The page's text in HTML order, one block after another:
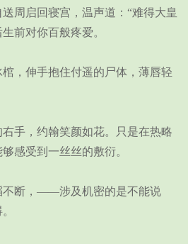
启回寝宫，温声道：“难得大皇
前对你百般疼爱。
伸手抱住付遥的尸体，薄唇轻
，约翰笑颜如花。只是在热略
感受到一丝丝的敷衍。
断，——涉及机密的是不能说